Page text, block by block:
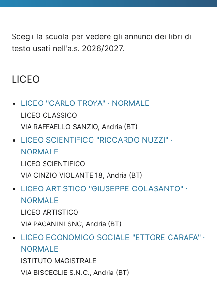
Scegli la scuola per vedere gli annunci dei libri di
testo usati nell'a.s. 2026/2027.
LICEO
LICEO "CARLO TROYA" · NORMALE
LICEO CLASSICO
VIA RAFFAELLO SANZIO, Andria (BT)
LICEO SCIENTIFICO "RICCARDO NUZZI" ·
NORMALE
LICEO SCIENTIFICO
VIA CINZIO VIOLANTE 18, Andria (BT)
LICEO ARTISTICO "GIUSEPPE COLASANTO" ·
NORMALE
LICEO ARTISTICO
VIA PAGANINI SNC, Andria (BT)
LICEO ECONOMICO SOCIALE "ETTORE CARAFA" ·
NORMALE
ISTITUTO MAGISTRALE
VIA BISCEGLIE S.N.C., Andria (BT)